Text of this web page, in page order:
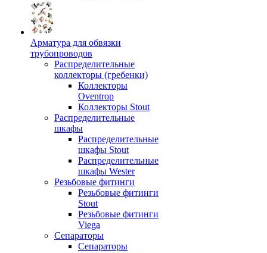
Арматура для обвязки
трубопроводов
Распределительные
коллекторы (гребенки)
Коллекторы
Oventrop
Коллекторы Stout
Распределительные
шкафы
Распределительные
шкафы Stout
Распределительные
шкафы Wester
Резьбовые фитинги
Резьбовые фитинги
Stout
Резьбовые фитинги
Viega
Сепараторы
Сепараторы